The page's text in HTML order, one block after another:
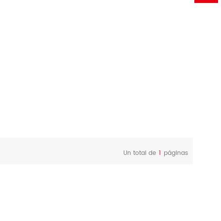
Un total de 1 páginas